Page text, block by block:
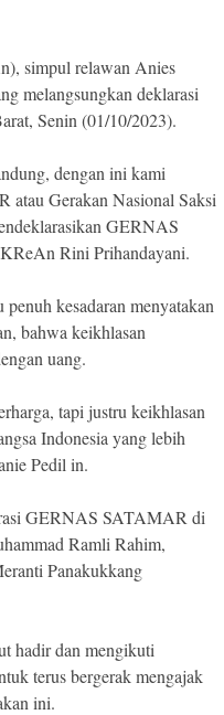
simpul relawan Anies
melangsungkan deklarasi
Senin (01/10/2023).
dengan ini kami
Gerakan Nasional Saksi
GERNAS
Rini Prihandayani.
kesadaran menyatakan
bahwa keikhlasan
uang.
tapi justru keikhlasan
Indonesia yang lebih
Pedil in.
GERNAS SATAMAR di
Ramli Rahim,
Panakukkang
hadir dan mengikuti
terus bergerak mengajak
ini.